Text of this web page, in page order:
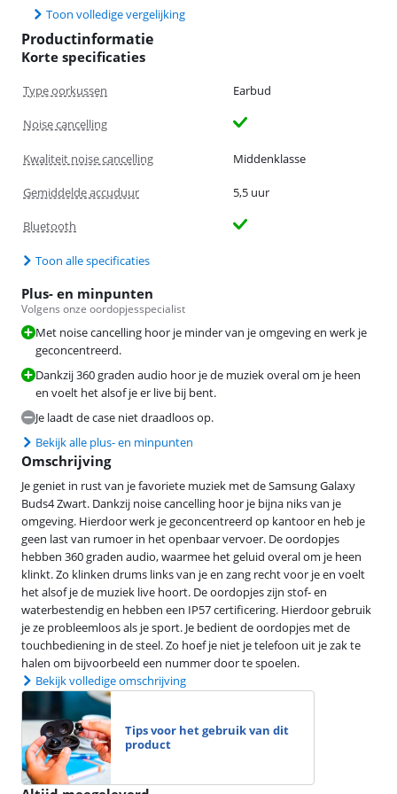
Toon volledige vergelijking
Productinformatie
Korte specificaties
Type oorkussen Earbud
Noise cancelling
Kwaliteit noise cancelling Middenklasse
Gemiddelde accuduur 5,5 uur
Bluetooth
Toon alle specificaties
Plus- en minpunten
Volgens onze oordopjesspecialist
Met noise cancelling hoor je minder van je omgeving en werk je
geconcentreerd.
Dankzij 360 graden audio hoor je de muziek overal om je heen
en voelt het alsof je er live bij bent.
Je laadt de case niet draadloos op.
Bekijk alle plus- en minpunten
Omschrijving
Je geniet in rust van je favoriete muziek met de Samsung Galaxy
Buds4 Zwart. Dankzij noise cancelling hoor je bijna niks van je
omgeving. Hierdoor werk je geconcentreerd op kantoor en heb je
geen last van rumoer in het openbaar vervoer. De oordopjes
hebben 360 graden audio, waarmee het geluid overal om je heen
klinkt. Zo klinken drums links van je en zang recht voor je en voelt
het alsof je de muziek live hoort. De oordopjes zijn stof- en
waterbestendig en hebben een IP57 certificering. Hierdoor gebruik
je ze probleemloos als je sport. Je bedient de oordopjes met de
touchbediening in de steel. Zo hoef je niet je telefoon uit je zak te
halen om bijvoorbeeld een nummer door te spoelen.
Bekijk volledige omschrijving
Tips voor het gebruik van dit
product